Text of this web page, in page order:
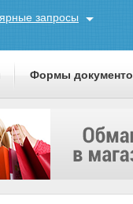
запросы
Формы